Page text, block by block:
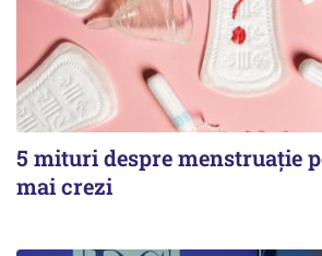
5 mituri despre menstruație
mai crezi